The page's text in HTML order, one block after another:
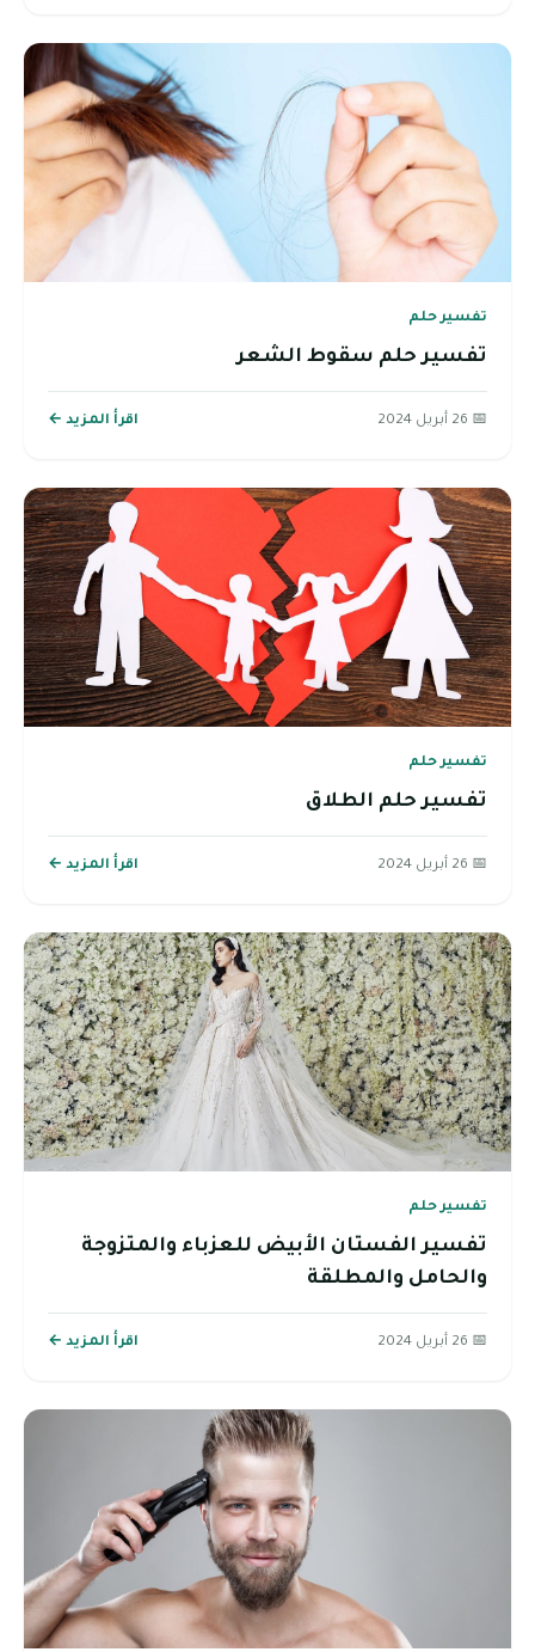
تفسير حلم
تفسير حلم سقوط الشعر
📅 26 أبريل 2024 اقرأ المزيد ←
تفسير حلم
تفسير حلم الطلاق
📅 26 أبريل 2024 اقرأ المزيد ←
تفسير حلم
تفسير الفستان الأبيض للعزباء والمتزوجة
والحامل والمطلقة
📅 26 أبريل 2024 اقرأ المزيد ←